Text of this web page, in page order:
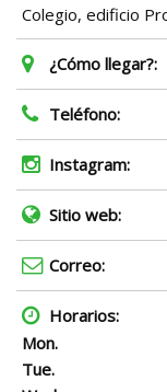
Colegio, edificio
¿Cómo llegar?:
Teléfono:
Instagram:
Sitio web:
Correo:
Horarios:
Mon.
Tue.